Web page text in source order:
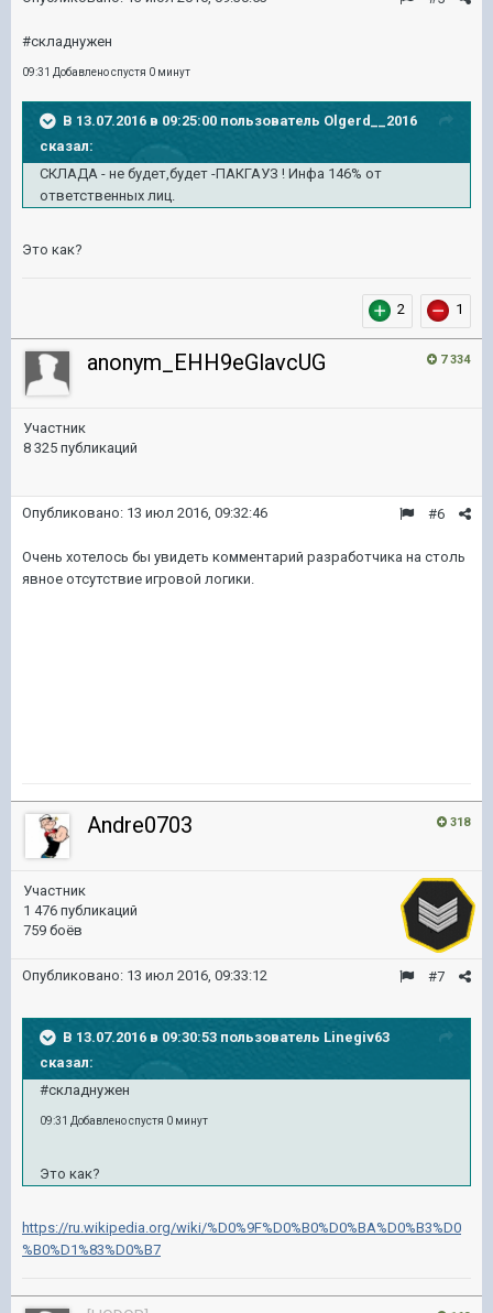
#складнужен
09:31 Добавлено спустя 0 минут
В 13.07.2016 в 09:25:00 пользователь Olgerd__2016
сказал:
СКЛАДА - не будет,будет -ПАКГАУЗ ! Инфа 146% от
ответственных лиц.
Это как?
2 1
7 334
anonym_EHH9eGlavcUG
Участник
8 325 публикаций
#6
Опубликовано: 13 июл 2016, 09:32:46
Очень хотелось бы увидеть комментарий разработчика на столь
явное отсутствие игровой логики.
318
Andre0703
Участник
1 476 публикаций
759 боёв
#7
Опубликовано: 13 июл 2016, 09:33:12
В 13.07.2016 в 09:30:53 пользователь Linegiv63
сказал:
#складнужен
09:31 Добавлено спустя 0 минут
Это как?
https://ru.wikipedia.org/wiki/%D0%9F%D0%B0%D0%BA%D0%B3%D0
%B0%D1%83%D0%B7